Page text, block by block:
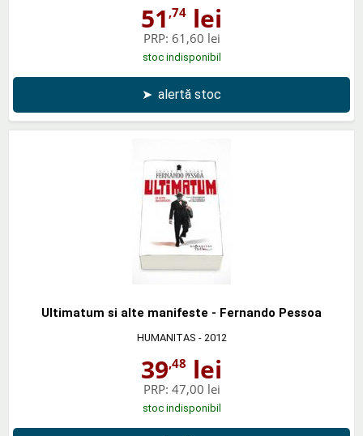
51 ,74 lei
PRP: 61,60 lei
stoc indisponibil
➤ alertă stoc
Ultimatum si alte manifeste - Fernando Pessoa
HUMANITAS - 2012
39,48 lei
PRP: 47,00 lei
stoc indisponibil